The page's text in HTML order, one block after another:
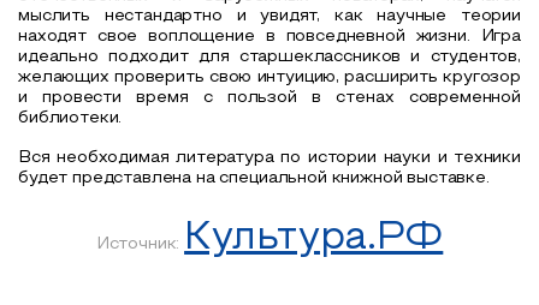
мыслить нестандартно и увидят, как научные теории
находят свое воплощение в повседневной жизни. Игра
идеально подходит для старшеклассников и студентов,
желающих проверить свою интуицию, расширить кругозор
и провести время с пользой в стенах современной
библиотеки.
Вся необходимая литература по истории науки и техники
будет представлена на специальной книжной выставке.
Источник: Культура.РФ